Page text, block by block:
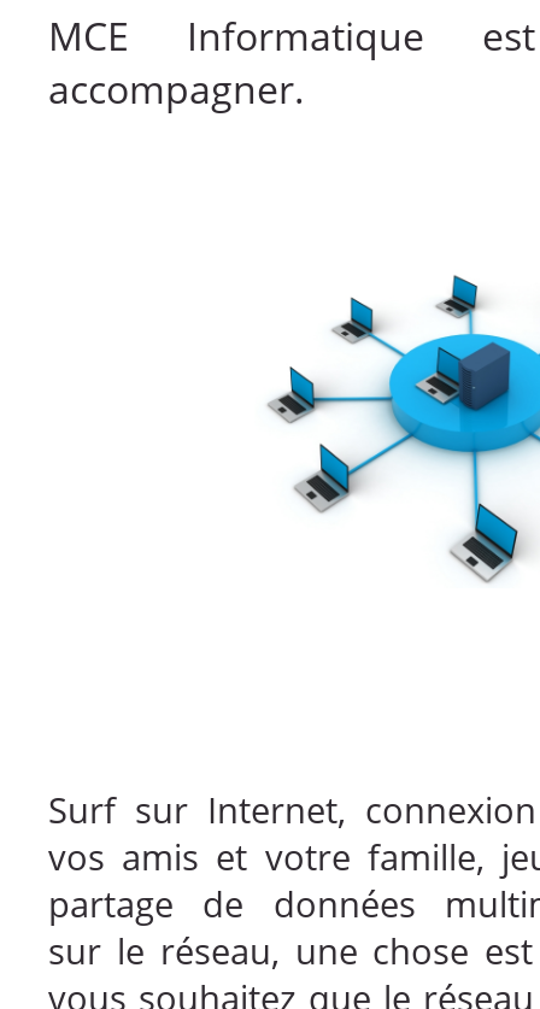
MCE Informatique
accompagner.
Surf sur Internet,
vos amis et votre famille,
partage de données
sur le réseau, une chose
vous souhaitez que le